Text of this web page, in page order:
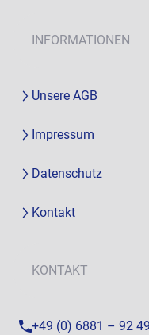
INFORMATIONEN
Unsere AGB
Impressum
Datenschutz
Kontakt
KONTAKT
+49 (0) 6881 – 92